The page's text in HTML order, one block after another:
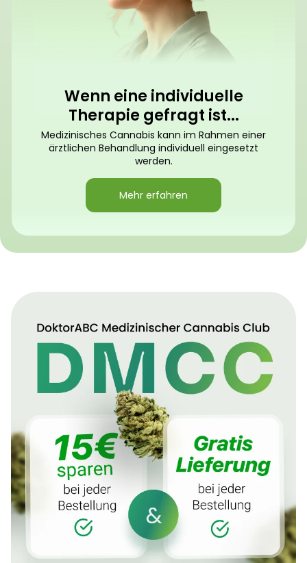
Wenn eine individuelle
Therapie gefragt ist...
Medizinisches Cannabis kann im Rahmen einer
ärztlichen Behandlung individuell eingesetzt
werden.
Mehr erfahren